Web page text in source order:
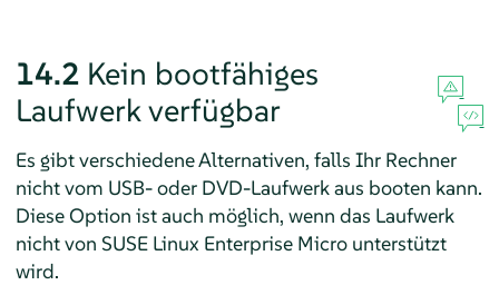
14.2 Kein bootfähiges
Laufwerk verfügbar
Es gibt verschiedene Alternativen, falls Ihr Rechner
nicht vom USB- oder DVD-Laufwerk aus booten kann.
Diese Option ist auch möglich, wenn das Laufwerk
nicht von SUSE Linux Enterprise Microunterstützt
wird.